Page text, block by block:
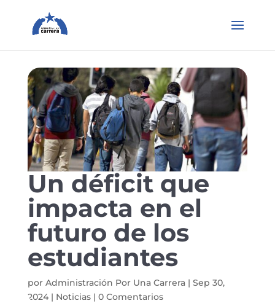
Un déficit que
impacta en el
futuro de los
estudiantes
por Administración Por Una Carrera| Sep 30,
2024| Noticias| 0 Comentarios